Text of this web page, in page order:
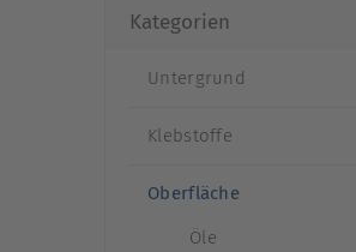
Kategorien
Untergrund
Klebstoffe
Oberfläche
Öle